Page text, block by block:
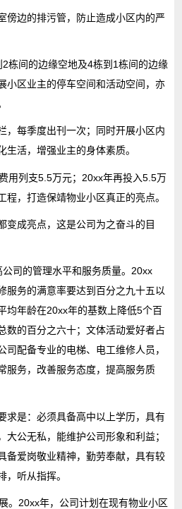
傍边的排污管，防止造成小区内的严
栋间的边缘空地及4栋到1栋间的边缘
小区业主的停车空间和活动空间，亦
，每季度出刊一次；同时开展小区内
活，增强业主的身体素质。
用列支5.5万元；20xx年再投入5.5万
，打造保靖物业小区真正的亮点。
变成亮点，这是公司为之奋斗的目
司的管理水平和服务质量。20xx
服务的满意率要达到百分之九十五以
均年龄在20xx年的基数上降低5个百
数的百分之六十；文体活动爱好者占
司配备专业的电梯、电工维修人员，
服务，改善服务态度，提高服务质
求是：必须具备高中以上学历，具有
公无私，能维护公司形象和利益；
备爱岗敬业精神，勤劳奉献，具有较
，听从指挥。
。20xx年，公司计划在现有物业小区